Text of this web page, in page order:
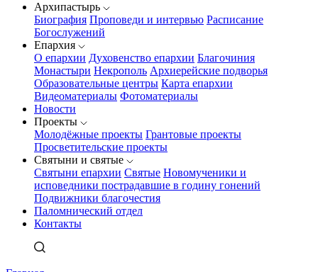
Архипастырь
Биография Проповеди и интервью Расписание
Богослужений
Епархия
О епархии Духовенство епархии Благочиния
Монастыри Некрополь Архиерейские подворья
Образовательные центры Карта епархии
Видеоматериалы Фотоматериалы
Новости
Проекты
Молодёжные проекты Грантовые проекты
Просветительские проекты
Святыни и святые
Святыни епархии Святые Новомученики и
исповедники пострадавшие в годину гонений
Подвижники благочестия
Паломнический отдел
Контакты